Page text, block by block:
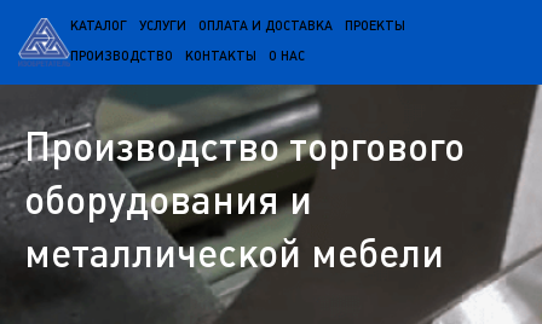
КАТАЛОГ УСЛУГИ ОПЛАТА И ДОСТАВКА ПРОЕКТЫ
ПРОИЗВОДСТВО КОНТАКТЫ О НАС
Производство торгового
оборудования и
металлической мебели